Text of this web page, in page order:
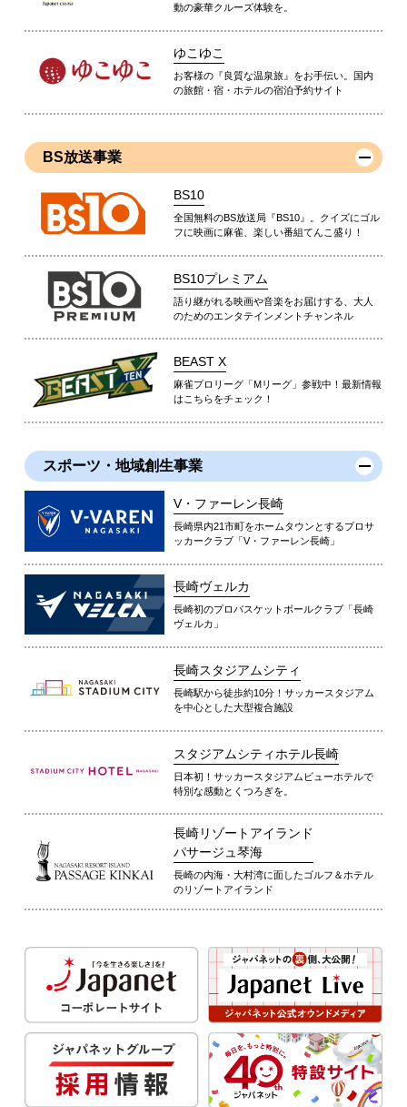
動の豪華クルーズ体験を。
ゆこゆこ
お客様の『良質な温泉旅』をお手伝い。国内
の旅館・宿・ホテルの宿泊予約サイト
BS放送事業
BS10
全国無料のBS放送局『BS10』。クイズにゴル
フに映画に麻雀、楽しい番組てんこ盛り！
BS10プレミアム
語り継がれる映画や音楽をお届けする、大人
のためのエンタテインメントチャンネル
BEAST X
麻雀プロリーグ「Mリーグ」参戦中！最新情報
はこちらをチェック！
スポーツ・地域創生事業
V・ファーレン長崎
長崎県内21市町をホームタウンとするプロサ
ッカークラブ「V・ファーレン長崎」
長崎ヴェルカ
長崎初のプロバスケットボールクラブ「長崎
ヴェルカ」
長崎スタジアムシティ
長崎駅から徒歩約10分！サッカースタジアム
を中心とした大型複合施設
スタジアムシティホテル長崎
日本初！サッカースタジアムビューホテルで
特別な感動とくつろぎを。
長崎リゾートアイランド
パサージュ琴海
長崎の内海・大村湾に面したゴルフ＆ホテル
のリゾートアイランド